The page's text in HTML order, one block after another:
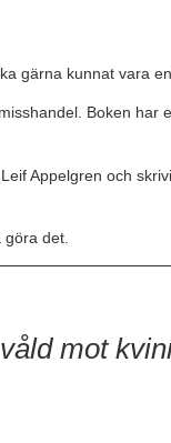
gärna kunnat vara
Boken har
Appelgren och
det.
mot